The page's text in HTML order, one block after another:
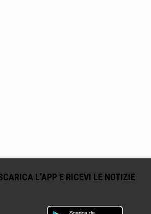
L’APP E RICEVI LE NOTIZIE